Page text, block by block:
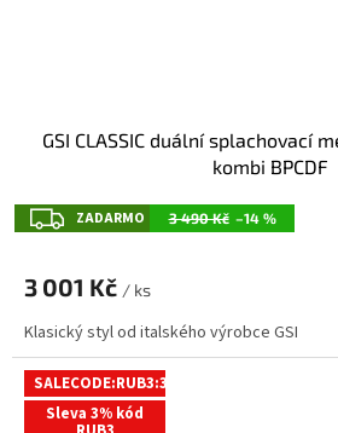
Z
D
A
R
M
O
ZADARMO 3 490 Kč –14 %
GSI CLASSIC duální splachovací
kombi BPCDF
3 001 Kč / ks
Klasický styl od italského výrobce GSI
SALECODE:RUB3:3:%
Sleva 3% kód